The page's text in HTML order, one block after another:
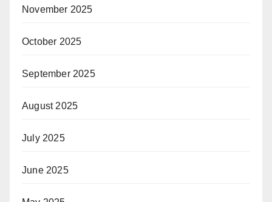
November 2025
October 2025
September 2025
August 2025
July 2025
June 2025